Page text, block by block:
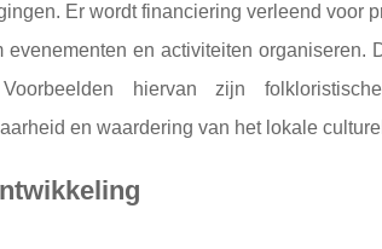
Er wordt financiering verleend voor
en activiteiten organiseren.
hiervan zijn
en waardering van het lokale